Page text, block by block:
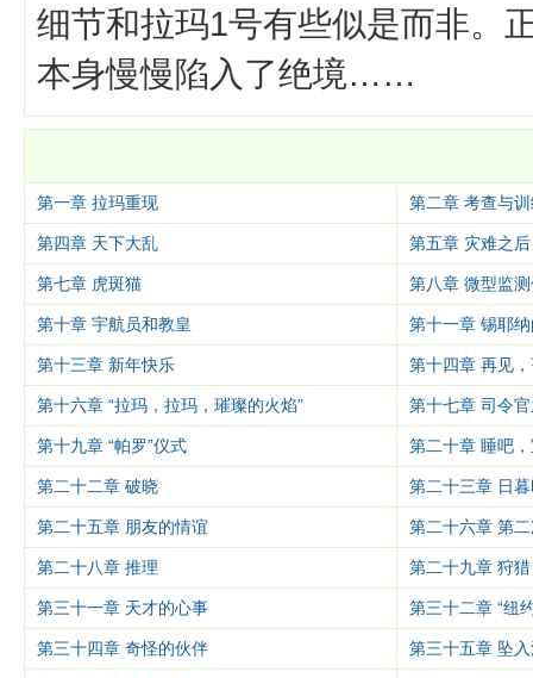
细节和拉玛1号有些似是而非。
本身慢慢陷入了绝境……
第一章 拉玛重现 第二章 考查与
第四章 天下大乱 第五章 灾难之后
第七章 虎斑猫 第八章 微型监
第十章 宇航员和教皇 第十一章 锡耶
第十三章 新年快乐 第十四章 再见
第十六章 “拉玛，拉玛，璀璨的火焰” 第十七章 司令
第十九章 “帕罗”仪式 第二十章 睡吧
第二十二章 破晓 第二十三章 日
第二十五章 朋友的情谊 第二十六章 第
第二十八章 推理 第二十九章 狩猎
第三十一章 天才的心事 第三十二章 “纽
第三十四章 奇怪的伙伴 第三十五章 坠